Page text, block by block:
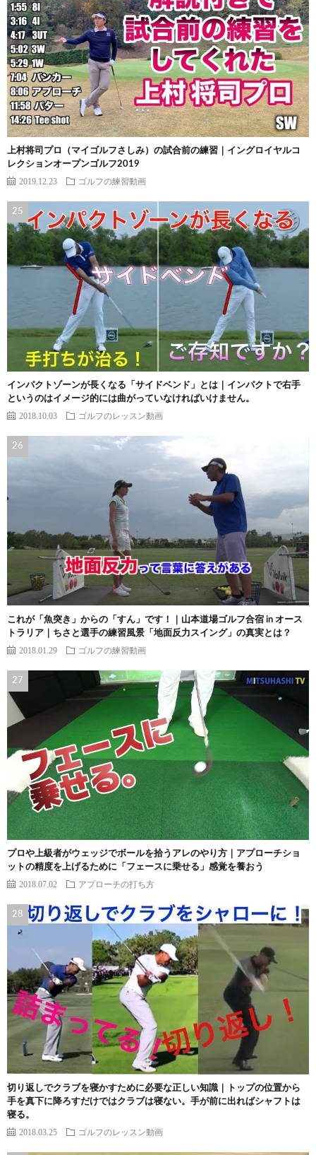
上村将司プロ（マイゴルフさしみ）の試合前の練習｜イングロイヤルコ
レクションオープンゴルフ2019
2019.12.23 ゴルフの練習動画
インパクトゾーンが長くなる「サイドベンド」とは｜インパクトで右手
というのはイメージ的には曲がっていなければいけません。
2018.10.03 ゴルフのレッスン動画
これが「魚突き」からの「すん」です！｜山本道場ゴルフ合宿 in オース
トラリア｜ちさと選手の練習風景「地面反力スイング」の真実とは？
2018.01.29 ゴルフの練習動画
プロや上級者がウェッジでボールを拾うアレのやり方｜アプローチショ
ットの精度を上げるために「フェースに乗せる」感覚を養おう
2018.07.02 アプローチの打ち方
切り返しでクラブを寝かすために必要な正しい知識｜トップの位置から
手を真下に降ろすだけではクラブは寝ない。手が前に出ればシャフトは
寝る。
2018.03.25 ゴルフのレッスン動画